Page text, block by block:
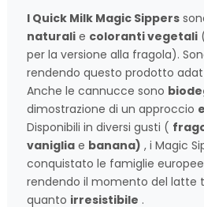
I Quick Milk Magic Sippers
naturali e coloranti vegetali
per la versione alla fragola).
rendendo questo prodotto
Anche le cannucce sono
dimostrazione di un approccio
Disponibili in diversi gusti (
vaniglia e banana) , i Magic
conquistato le famiglie
rendendo il momento del latte
quanto irresistibile .